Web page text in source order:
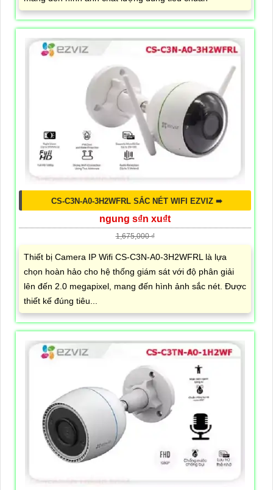
CS-C3N-A0-3H2WFRL SẮC NÉT WIFI EZVIZ ➠
ngung s₫n xu₫t
1,675,000 ₫
Thiết bị Camera IP Wifi CS-C3N-A0-3H2WFRL là lựa
chọn hoàn hảo cho hệ thống giám sát với độ phân giải
lên đến 2.0 megapixel, mang đến hình ảnh sắc nét. Được
thiết kế đúng tiêu...